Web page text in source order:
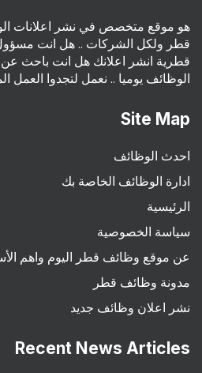
هو موقع متخصص في نشر اعلانات
قطر ولكل الشركات .. هل انت
قطرية انشر اعلانك هل انت باحث
الوظائف يوميا .. نعمل لتجدوا العمل
Site Map
احدث الوظائف
ادارة الوظائف الخاصة بك
الرئيسية
سياسة الخصوصية
عن موقع وظائف قطر اليوم واهم
مدونة وظائف قطر
نشر اعلان وظائف جديد
Recent News Articles